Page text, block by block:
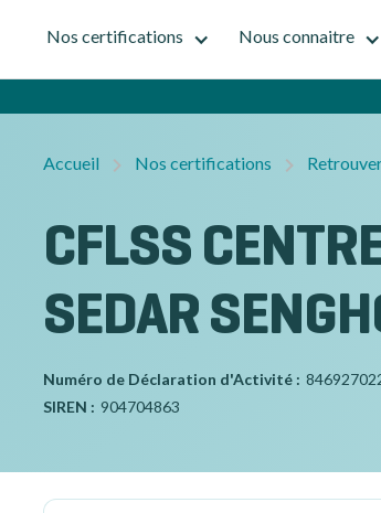
Nos certifications Nous connaitre
Accueil Nos certifications
CFLSS
SEDAR
Numéro de Déclaration d'Activité :
SIREN : 904704863